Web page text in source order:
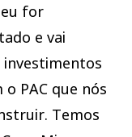
eu for
e vai
PAC que nós
Temos